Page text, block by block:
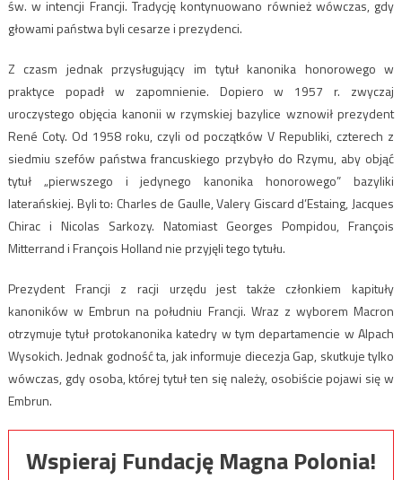
św. w intencji Francji. Tradycję kontynuowano również wówczas, gdy
głowami państwa byli cesarze i prezydenci.
Z czasm jednak przysługujący im tytuł kanonika honorowego w
praktyce popadł w zapomnienie. Dopiero w 1957 r. zwyczaj
uroczystego objęcia kanonii w rzymskiej bazylice wznowił prezydent
René Coty. Od 1958 roku, czyli od początków V Republiki, czterech z
siedmiu szefów państwa francuskiego przybyło do Rzymu, aby objąć
tytuł „pierwszego i jedynego kanonika honorowego” bazyliki
laterańskiej. Byli to: Charles de Gaulle, Valery Giscard d’Estaing, Jacques
Chirac i Nicolas Sarkozy. Natomiast Georges Pompidou, François
Mitterrand i François Holland nie przyjęli tego tytułu.
Prezydent Francji z racji urzędu jest także członkiem kapituły
kanoników w Embrun na południu Francji. Wraz z wyborem Macron
otrzymuje tytuł protokanonika katedry w tym departamencie w Alpach
Wysokich. Jednak godność ta, jak informuje diecezja Gap, skutkuje tylko
wówczas, gdy osoba, której tytuł ten się należy, osobiście pojawi się w
Embrun.
Wspieraj Fundację Magna Polonia!